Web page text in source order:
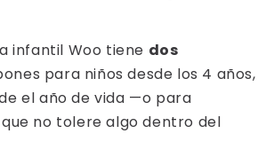
infantil Woo tiene dos
para niños desde los 4 años,
el año de vida —o para
no tolere algo dentro del